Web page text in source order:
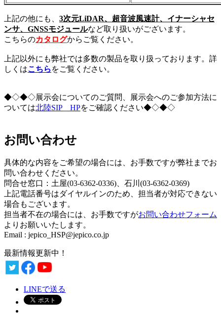
上記の他にも、 3次元LiDAR、超音波風速計、イナーシャセ
ンサ、GNSSモジュールなど取り扱いがございます。
こちらのカタログからご覧ください。
上記以外にも弊社では多数の製品を取り扱っております。詳
しくはこちら をご覧ください。
◆◇◆◇展示会についてのご質問、展示会へのご参加方法に
ついては北陸SIP HPをご確認ください◆◇◆◇
お問い合わせ
具体的な内容をご希望の場合には、お手数ですが弊社までお
問い合わせください。
問合せ窓口：土屋(03-6362-0336)、石川(03-6362-0369)
上記電話番号はダイヤルインのため、担当者が対応できない
場合もございます。
担当者不在の場合には、お手数ですがお問い合わせフォーム
よりお願いいたします。
Email : jepico_HSP@jepico.co.jp
最新情報更新中！
LINEで送る